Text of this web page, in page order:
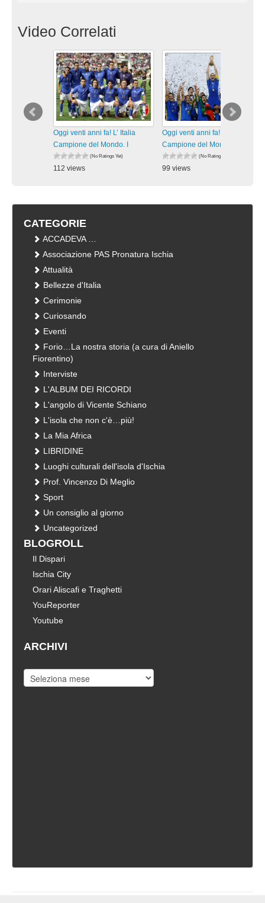
Video Correlati
Oggi venti anni fa! L’ Italia
Campione del Mondo. I
(No Ratings Yet)
112 views
Oggi venti anni fa! L’ Italia
Campione del Mondo. I
(No Ratings Yet)
99 views
CATEGORIE
ACCADEVA …
Associazione PAS Pronatura Ischia
Attualità
Bellezze d'Italia
Cerimonie
Curiosando
Eventi
Forio…La nostra storia (a cura di Aniello
Fiorentino)
Interviste
L'ALBUM DEI RICORDI
L'angolo di Vicente Schiano
L'isola che non c'è…più!
La Mia Africa
LIBRIDINE
Luoghi culturali dell'isola d'Ischia
Prof. Vincenzo Di Meglio
Sport
Un consiglio al giorno
Uncategorized
BLOGROLL
Il Dispari
Ischia City
Orari Aliscafi e Traghetti
YouReporter
Youtube
ARCHIVI